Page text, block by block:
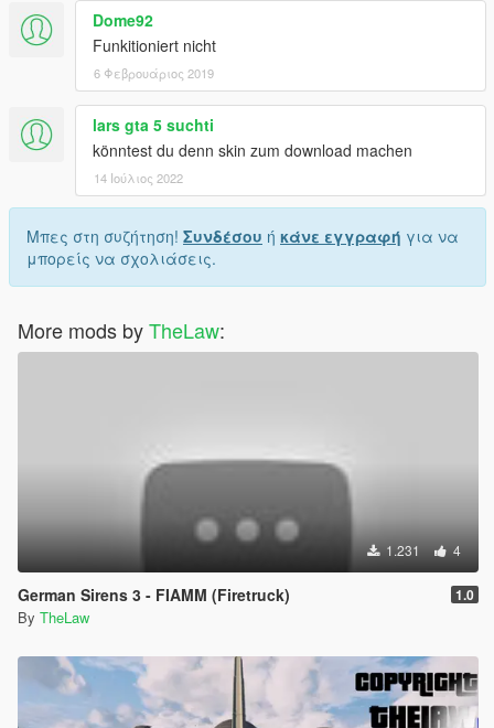
Dome92
Funkitioniert nicht
6 Φεβρουάριος 2019
lars gta 5 suchti
könntest du denn skin zum download machen
14 Ιούλιος 2022
Μπες στη συζήτηση! Συνδέσου ή κάνε εγγραφή για να
μπορείς να σχολιάσεις.
More mods byTheLaw:
1.231 4
German Sirens 3 - FIAMM (Firetruck) 1.0
By TheLaw